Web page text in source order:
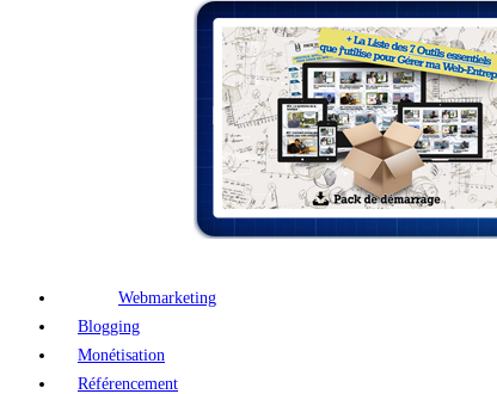
Webmarketing
Blogging
Monétisation
Référencement